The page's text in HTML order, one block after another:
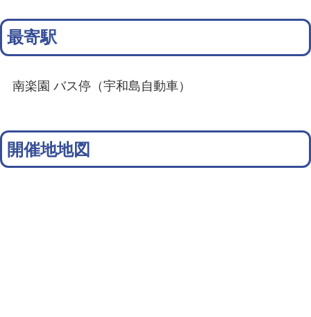
最寄駅
南楽園 バス停（宇和島自動車）
開催地地図